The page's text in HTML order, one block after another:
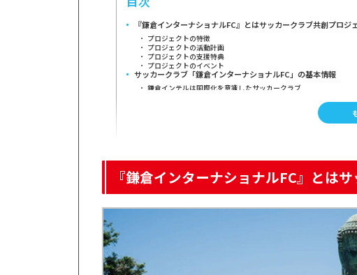
『鎌倉インターナショナルFC』とはサッカークラブ共創プロジ
プロジェクトの特徴
プロジェクトの活動計画
プロジェクトの支援特典
プロジェクトのイベント
サッカークラブ「鎌倉インターナショナルFC」の基本情報
鎌倉インテルは国際化を意識したサッカークラブ
【2025年8月時点】チャートで見るトークン価格
FiNANCiE『鎌倉インターナショナルFC』プロジェクト｜まとめ
『鎌倉インターナショナルFC』とは